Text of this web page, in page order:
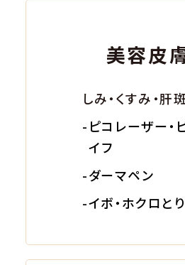
美容皮
しみ・くすみ・肝
-ピコレーザー・
イフ
-ダーマペン
-イボ・ホクロとり